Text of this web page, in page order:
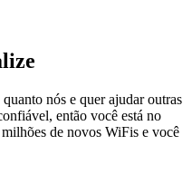
nós e quer ajudar outras
então você está no
de novos WiFis e você